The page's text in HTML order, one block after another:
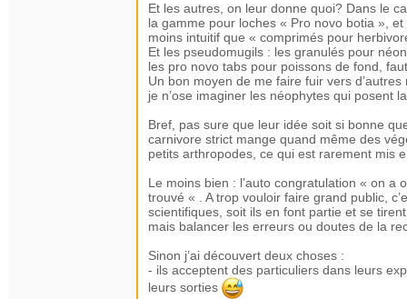
Et les autres, on leur donne quoi? Dans le
la gamme pour loches « Pro novo botia »,
moins intuitif que « comprimés pour
Et les pseudomugils : les granulés pour
les pro novo tabs pour poissons de fond,
Un bon moyen de me faire fuir vers
je n’ose imaginer les néophytes qui posent
Bref, pas sure que leur idée soit si bonne
carnivore strict mange quand même des
petits arthropodes, ce qui est rarement mis
Le moins bien : l’auto congratulation « on a
trouvé « . A trop vouloir faire grand public,
scientifiques, soit ils en font partie et se
mais balancer les erreurs ou doutes de la
Sinon j’ai découvert deux choses :
- ils acceptent des particuliers dans leurs
leurs sorties